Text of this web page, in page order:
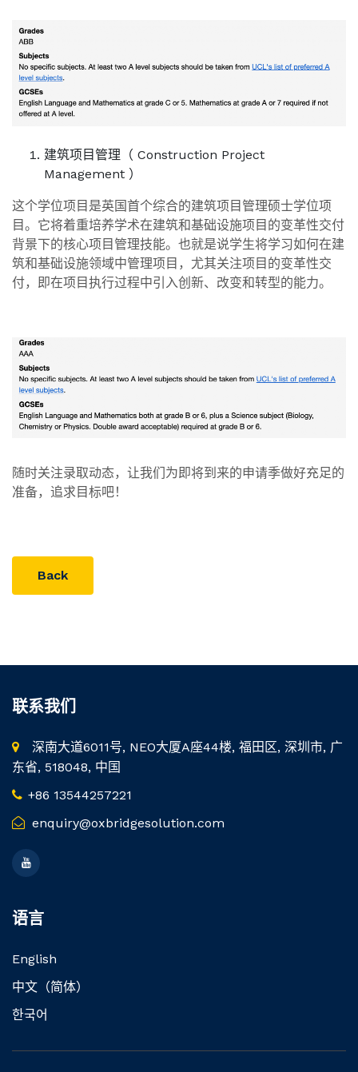
建筑项目管理（ Construction Project
Management ）
这个学位项目是英国首个综合的建筑项目管理硕士学位项
目。它将着重培养学术在建筑和基础设施项目的变革性交付
背景下的核心项目管理技能。也就是说学生将学习如何在建
筑和基础设施领域中管理项目，尤其关注项目的变革性交
付，即在项目执行过程中引入创新、改变和转型的能力。
随时关注录取动态，让我们为即将到来的申请季做好充足的
准备，追求目标吧！
Back
联系我们
深南大道6011号, NEO大厦A座44楼, 福田区, 深圳市, 广
东省, 518048, 中国
+86 13544257221
enquiry@oxbridgesolution.com
语言
English
中文（简体）
한국어